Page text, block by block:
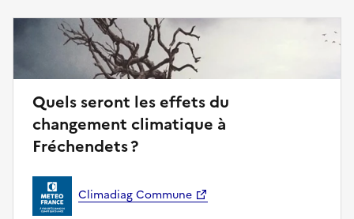
Quels seront les effets du
changement climatique à
Fréchendets ?
Climadiag Commune